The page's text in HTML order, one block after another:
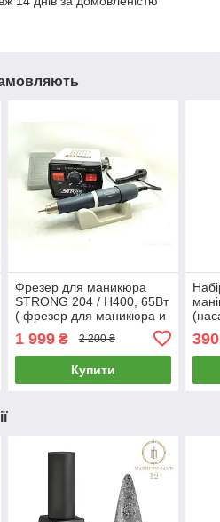
Фрезер для маникюра
STRONG 204 / H400, 65Вт
( фрезер для маникюра и
1 999₴ 2 200 ₴
Купити
390